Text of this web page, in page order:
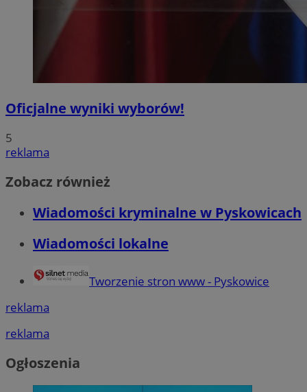
Oficjalne wyniki wyborów!
5
reklama
Zobacz również
Wiadomości kryminalne w Pyskowicach
Wiadomości lokalne
Tworzenie stron www - Pyskowice
reklama
reklama
Ogłoszenia